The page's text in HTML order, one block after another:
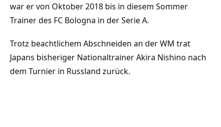
war er von Oktober 2018 bis in diesem Sommer
Trainer des FC Bologna in der Serie A.
Trotz beachtlichem Abschneiden an der WM trat
Japans bisheriger Nationaltrainer Akira Nishino nach
dem Turnier in Russland zurück.